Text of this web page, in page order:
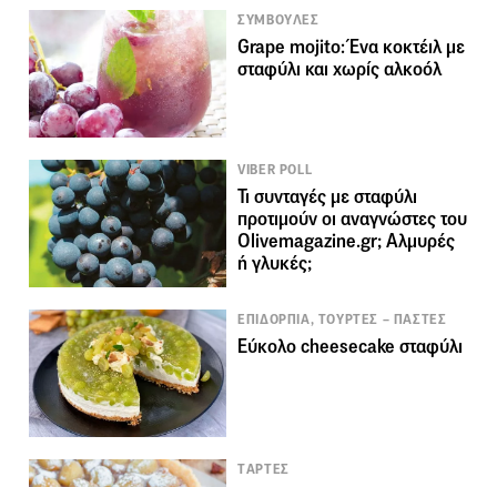
ΣΥΜΒΟΥΛΕΣ
Grape mojito: Ένα κοκτέιλ με
σταφύλι και χωρίς αλκοόλ
VIBER POLL
Τι συνταγές με σταφύλι
προτιμούν οι αναγνώστες του
Olivemagazine.gr; Aλμυρές
ή γλυκές;
ΕΠΙΔΟΡΠΙΑ, ΤΟΥΡΤΕΣ – ΠΑΣΤΕΣ
Εύκολο cheesecake σταφύλι
TΑΡΤΕΣ